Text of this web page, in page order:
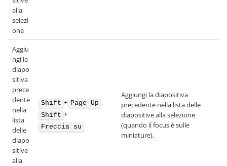
alla
selezi
one
Aggiu
ngi la
diapo
sitiva
prece
dente
nella
lista
delle
diapo
sitive
alla
Shift + Page Up ,
Shift +
Freccia su
Aggiungi la diapositiva
precedente nella lista delle
diapositive alla selezione
(quando il focus è sulle
miniature).